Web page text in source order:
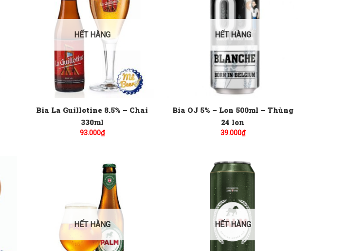
HẾT HÀNG
Bia La Guillotine 8.5% – Chai
330ml
93.000₫
HẾT HÀNG
Bia OJ 5% – Lon 500ml – Thùng
24 lon
39.000₫
HẾT HÀNG HẾT HÀNG